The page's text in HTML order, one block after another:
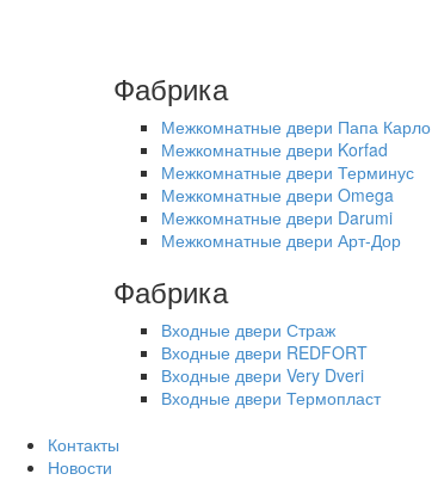
Фабрика
Межкомнатные двери Папа Карло
Межкомнатные двери Korfad
Межкомнатные двери Терминус
Межкомнатные двери Omega
Межкомнатные двери Darumi
Межкомнатные двери Арт-Дор
Фабрика
Входные двери Страж
Входные двери REDFORT
Входные двери Very Dveri
Входные двери Термопласт
Контакты
Новости